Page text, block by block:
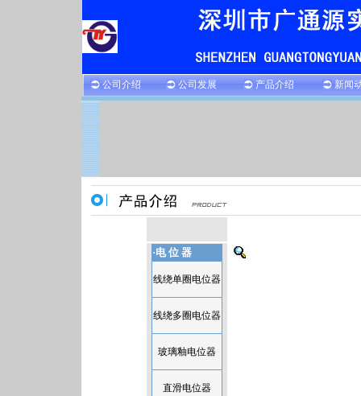
公司介绍 公司发展 产品介绍 新闻
·电 位 器
线绕单圈电位器
线绕多圈电位器
玻璃釉电位器
直滑电位器